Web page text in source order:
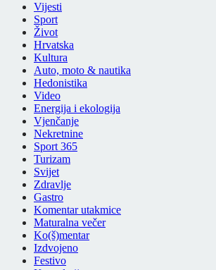
Vijesti
Sport
Život
Hrvatska
Kultura
Auto, moto & nautika
Hedonistika
Video
Energija i ekologija
Vjenčanje
Nekretnine
Sport 365
Turizam
Svijet
Zdravlje
Gastro
Komentar utakmice
Maturalna večer
Ko(š)mentar
Izdvojeno
Festivo